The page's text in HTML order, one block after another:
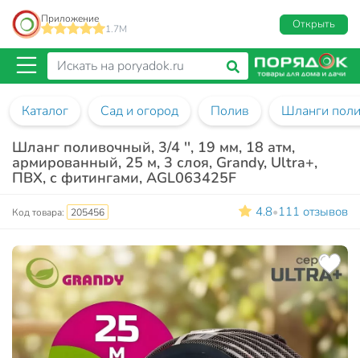
Приложение
1.7M
Открыть
Каталог Сад и огород Полив Шланги
Шланг поливочный, 3/4 '', 19 мм, 18 атм,
армированный, 25 м, 3 слоя, Grandy, Ultra+,
ПВХ, с фитингами, AGL063425F
Код товара: 205456 4.8•111 отзывов